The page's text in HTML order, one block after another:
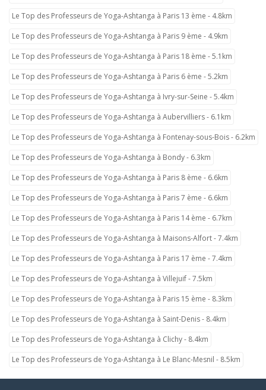
Le Top des Professeurs de Yoga-Ashtanga à Paris 13 ème - 4.8km
Le Top des Professeurs de Yoga-Ashtanga à Paris 9 ème - 4.9km
Le Top des Professeurs de Yoga-Ashtanga à Paris 18 ème - 5.1km
Le Top des Professeurs de Yoga-Ashtanga à Paris 6 ème - 5.2km
Le Top des Professeurs de Yoga-Ashtanga à Ivry-sur-Seine - 5.4km
Le Top des Professeurs de Yoga-Ashtanga à Aubervilliers - 6.1km
Le Top des Professeurs de Yoga-Ashtanga à Fontenay-sous-Bois - 6.2km
Le Top des Professeurs de Yoga-Ashtanga à Bondy - 6.3km
Le Top des Professeurs de Yoga-Ashtanga à Paris 8 ème - 6.6km
Le Top des Professeurs de Yoga-Ashtanga à Paris 7 ème - 6.6km
Le Top des Professeurs de Yoga-Ashtanga à Paris 14 ème - 6.7km
Le Top des Professeurs de Yoga-Ashtanga à Maisons-Alfort - 7.4km
Le Top des Professeurs de Yoga-Ashtanga à Paris 17 ème - 7.4km
Le Top des Professeurs de Yoga-Ashtanga à Villejuif - 7.5km
Le Top des Professeurs de Yoga-Ashtanga à Paris 15 ème - 8.3km
Le Top des Professeurs de Yoga-Ashtanga à Saint-Denis - 8.4km
Le Top des Professeurs de Yoga-Ashtanga à Clichy - 8.4km
Le Top des Professeurs de Yoga-Ashtanga à Le Blanc-Mesnil - 8.5km